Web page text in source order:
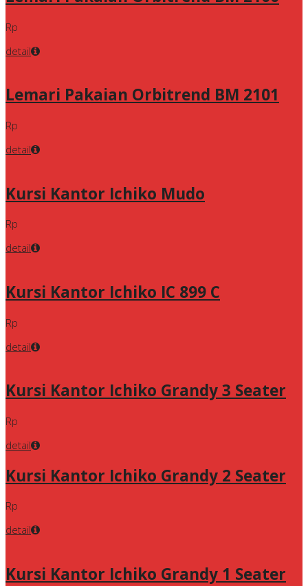
Rp
detail
Lemari Pakaian Orbitrend BM 2101
Rp
detail
Kursi Kantor Ichiko Mudo
Rp
detail
Kursi Kantor Ichiko IC 899 C
Rp
detail
Kursi Kantor Ichiko Grandy 3 Seater
Rp
detail
Kursi Kantor Ichiko Grandy 2 Seater
Rp
detail
Kursi Kantor Ichiko Grandy 1 Seater